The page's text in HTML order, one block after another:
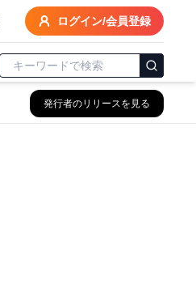
ログイン/会員登録
発行者のリリースを見る